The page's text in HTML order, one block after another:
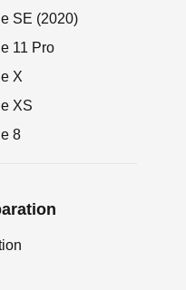
SE (2020)
11 Pro
X
XS
8